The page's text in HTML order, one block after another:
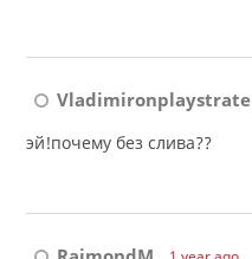
Vladimironplaystrate
эй!почему без слива??